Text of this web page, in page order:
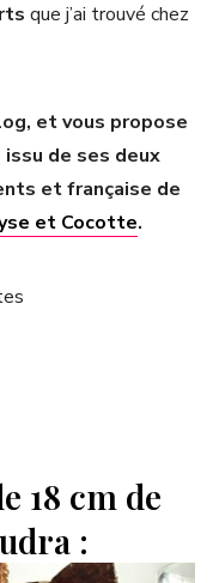
que j’ai trouvé chez
et vous propose
de ses deux
et française de
et Cocotte.
18 cm de
: